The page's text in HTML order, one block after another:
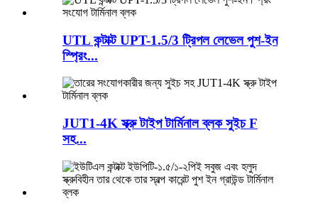
UTL কন্টাক্ট UPT-1.5/3 ট্রিপল লেভেল পুশ-ইন
স্প্রিং...
JUT1-4K স্ক্রু টাইপ টার্মিনাল ব্লক সুইচ F
সহ...